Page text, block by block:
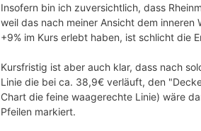
Insofern bin ich zuversichtlich, dass
weil das nach meiner Ansicht dem inneren
+9% im Kurs erlebt haben, ist schlicht die
Kursfristig ist aber auch klar, dass nach
Linie die bei ca. 38,9€ verläuft, den
Chart die feine waagerechte Linie) wäre
Pfeilen markiert.